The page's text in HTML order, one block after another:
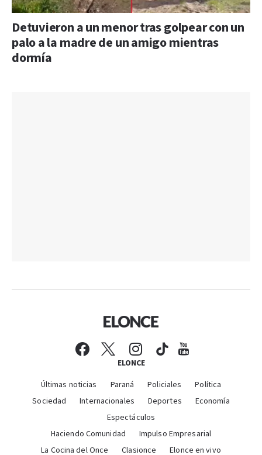
Detuvieron a un menor tras golpear con un
palo a la madre de un amigo mientras
dormía
ELONCE
Últimas noticias Paraná Policiales
Política
Sociedad
Internacionales Deportes
Economía
Espectáculos
Haciendo Comunidad
Impulso Empresarial
La Cocina del Once
Clasionce Elonce en vivo